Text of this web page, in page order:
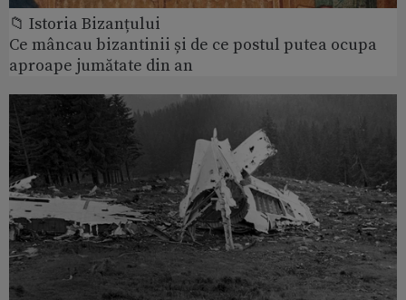
📁 Istoria Bizanțului
Ce mâncau bizantinii și de ce postul putea ocupa
aproape jumătate din an